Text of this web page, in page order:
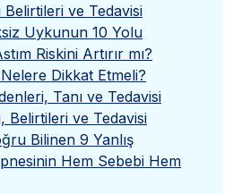
ve Tedavisi
Uykunun 10 Yolu
Riskini Artırır mı?
Dikkat Etmeli?
Tanı ve Tedavisi
Belirtileri ve Tedavisi
Bilinen 9 Yanlış
Hem Sebebi Hem